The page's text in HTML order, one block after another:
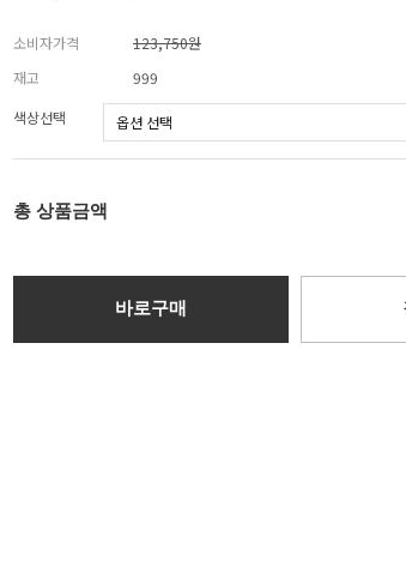
소비자가격
123,750원
재고
999
색상선택
총 상품금액
바로구매